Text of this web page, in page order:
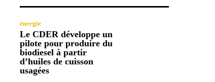
énergie
Le CDER développe un
pilote pour produire du
biodiesel à partir
d’huiles de cuisson
usagées